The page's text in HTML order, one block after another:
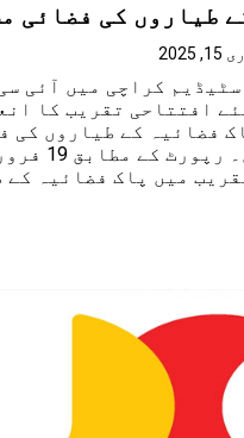
طیاروں کی فضائی
کراچی میں آئی
افتتاحی تقریب کا
فضائیہ کے طیاروں کی
مشقیں جاری
میں پاک فضائیہ کے